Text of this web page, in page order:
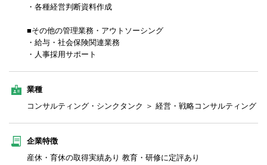
・各種経営判断資料作成
■その他の管理業務・アウトソーシング
・給与・社会保険関連業務
・人事採用サポート
業種
コンサルティング・シンクタンク ＞ 経営・戦略コンサルティング
企業特徴
産休・育休の取得実績あり 教育・研修に定評あり